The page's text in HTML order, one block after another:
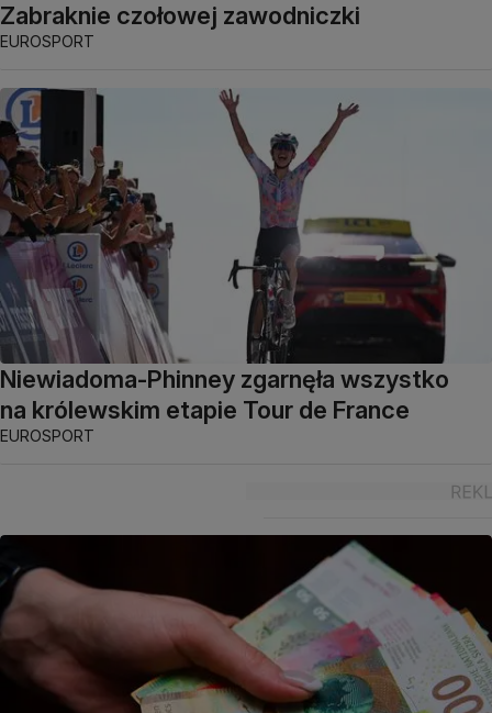
Zabraknie czołowej zawodniczki
EUROSPORT
Niewiadoma-Phinney zgarnęła wszystko
na królewskim etapie Tour de France
EUROSPORT